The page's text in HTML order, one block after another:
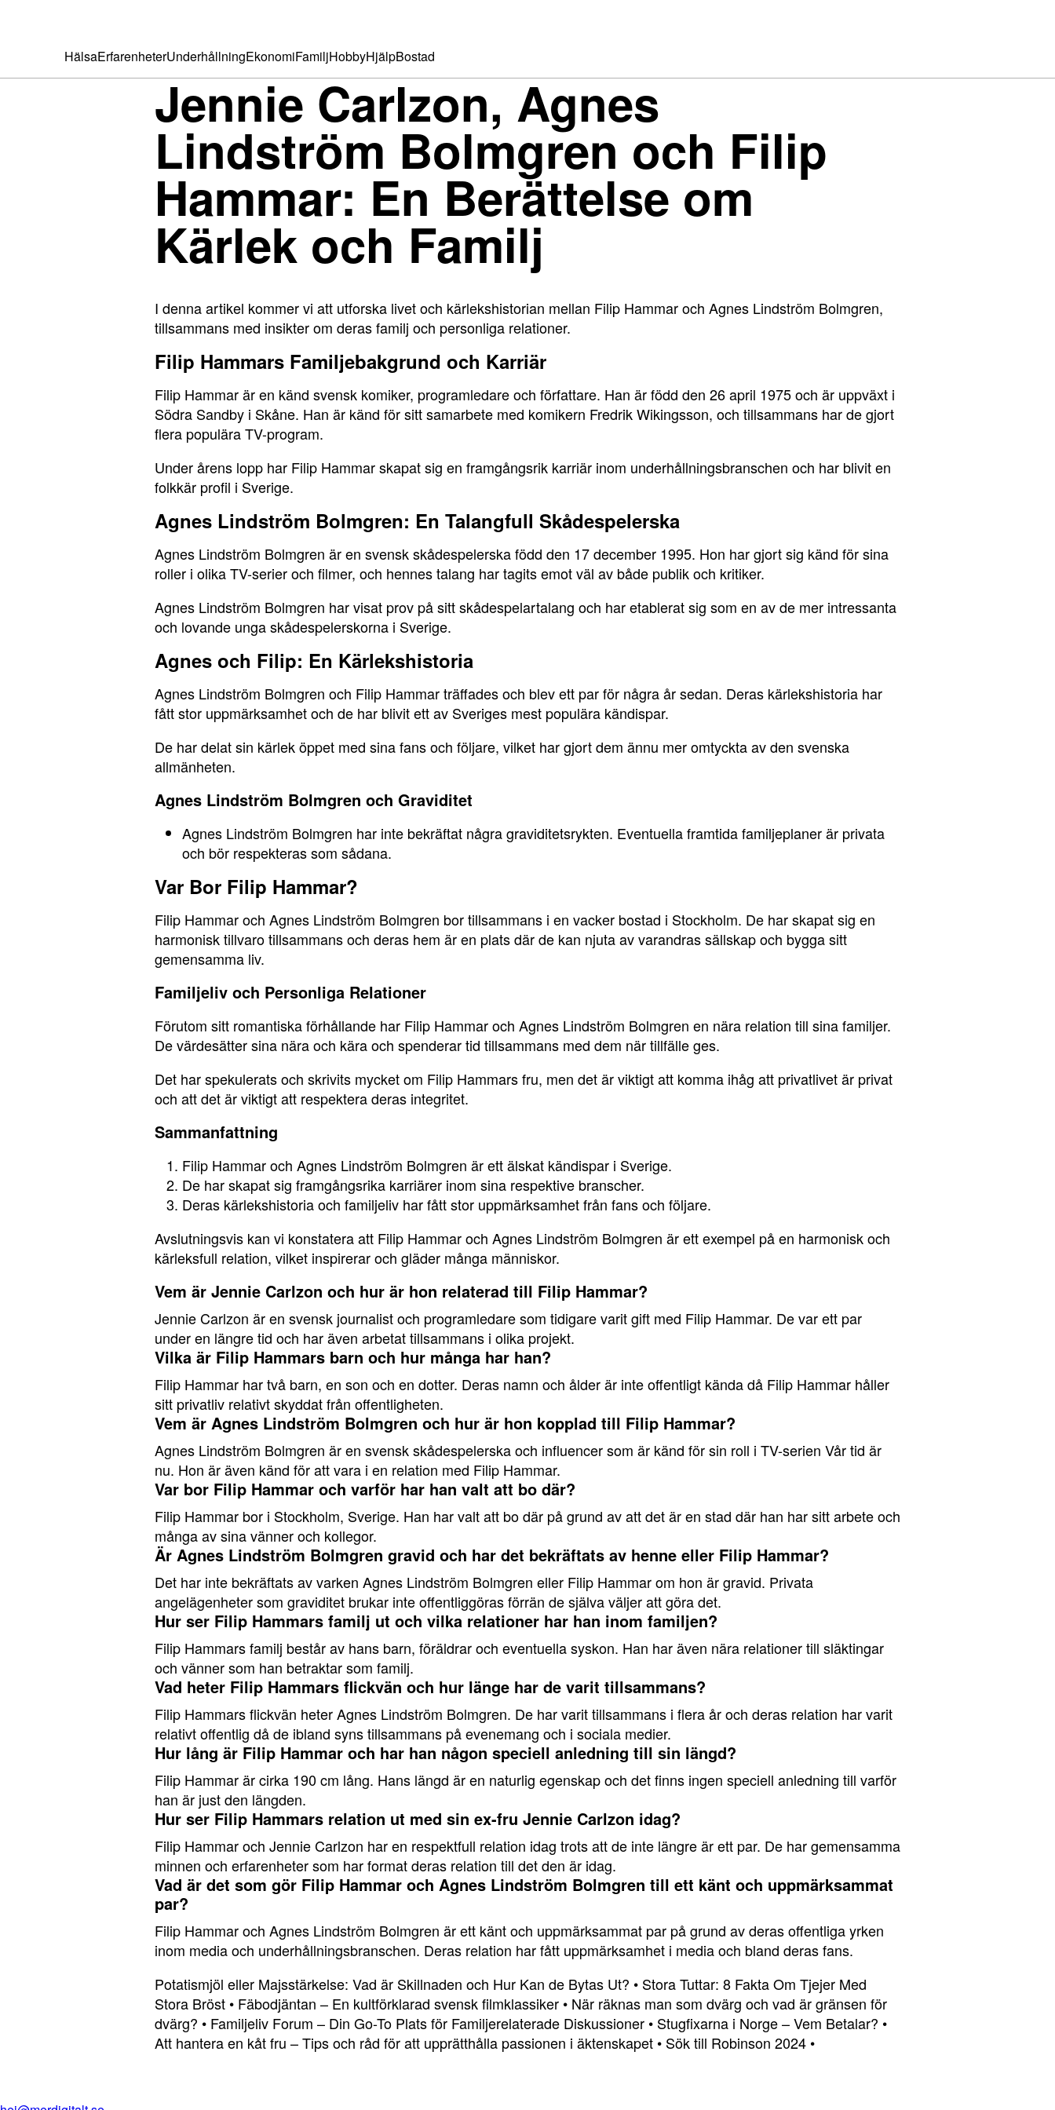
HälsaErfarenheterUnderhållningEkonomiFamiljHobbyHjälpBostad
Jennie Carlzon, Agnes
Lindström Bolmgren och Filip
Hammar: En Berättelse om
Kärlek och Familj
I denna artikel kommer vi att utforska livet och kärlekshistorian mellan Filip Hammar och Agnes Lindström Bolmgren,
tillsammans med insikter om deras familj och personliga relationer.
Filip Hammars Familjebakgrund och Karriär
Filip Hammar är en känd svensk komiker, programledare och författare. Han är född den 26 april 1975 och är uppväxt i
Södra Sandby i Skåne. Han är känd för sitt samarbete med komikern Fredrik Wikingsson, och tillsammans har de gjort
flera populära TV-program.
Under årens lopp har Filip Hammar skapat sig en framgångsrik karriär inom underhållningsbranschen och har blivit en
folkkär profil i Sverige.
Agnes Lindström Bolmgren: En Talangfull Skådespelerska
Agnes Lindström Bolmgren är en svensk skådespelerska född den 17 december 1995. Hon har gjort sig känd för sina
roller i olika TV-serier och filmer, och hennes talang har tagits emot väl av både publik och kritiker.
Agnes Lindström Bolmgren har visat prov på sitt skådespelartalang och har etablerat sig som en av de mer intressanta
och lovande unga skådespelerskorna i Sverige.
Agnes och Filip: En Kärlekshistoria
Agnes Lindström Bolmgren och Filip Hammar träffades och blev ett par för några år sedan. Deras kärlekshistoria har
fått stor uppmärksamhet och de har blivit ett av Sveriges mest populära kändispar.
De har delat sin kärlek öppet med sina fans och följare, vilket har gjort dem ännu mer omtyckta av den svenska
allmänheten.
Agnes Lindström Bolmgren och Graviditet
Agnes Lindström Bolmgren har inte bekräftat några graviditetsrykten. Eventuella framtida familjeplaner är privata
och bör respekteras som sådana.
Var Bor Filip Hammar?
Filip Hammar och Agnes Lindström Bolmgren bor tillsammans i en vacker bostad i Stockholm. De har skapat sig en
harmonisk tillvaro tillsammans och deras hem är en plats där de kan njuta av varandras sällskap och bygga sitt
gemensamma liv.
Familjeliv och Personliga Relationer
Förutom sitt romantiska förhållande har Filip Hammar och Agnes Lindström Bolmgren en nära relation till sina familjer.
De värdesätter sina nära och kära och spenderar tid tillsammans med dem när tillfälle ges.
Det har spekulerats och skrivits mycket om Filip Hammars fru, men det är viktigt att komma ihåg att privatlivet är privat
och att det är viktigt att respektera deras integritet.
Sammanfattning
Filip Hammar och Agnes Lindström Bolmgren är ett älskat kändispar i Sverige.
De har skapat sig framgångsrika karriärer inom sina respektive branscher.
Deras kärlekshistoria och familjeliv har fått stor uppmärksamhet från fans och följare.
Avslutningsvis kan vi konstatera att Filip Hammar och Agnes Lindström Bolmgren är ett exempel på en harmonisk och
kärleksfull relation, vilket inspirerar och gläder många människor.
Vem är Jennie Carlzon och hur är hon relaterad till Filip Hammar?
Jennie Carlzon är en svensk journalist och programledare som tidigare varit gift med Filip Hammar. De var ett par
under en längre tid och har även arbetat tillsammans i olika projekt.
Vilka är Filip Hammars barn och hur många har han?
Filip Hammar har två barn, en son och en dotter. Deras namn och ålder är inte offentligt kända då Filip Hammar håller
sitt privatliv relativt skyddat från offentligheten.
Vem är Agnes Lindström Bolmgren och hur är hon kopplad till Filip Hammar?
Agnes Lindström Bolmgren är en svensk skådespelerska och influencer som är känd för sin roll i TV-serien Vår tid är
nu. Hon är även känd för att vara i en relation med Filip Hammar.
Var bor Filip Hammar och varför har han valt att bo där?
Filip Hammar bor i Stockholm, Sverige. Han har valt att bo där på grund av att det är en stad där han har sitt arbete och
många av sina vänner och kollegor.
Är Agnes Lindström Bolmgren gravid och har det bekräftats av henne eller Filip Hammar?
Det har inte bekräftats av varken Agnes Lindström Bolmgren eller Filip Hammar om hon är gravid. Privata
angelägenheter som graviditet brukar inte offentliggöras förrän de själva väljer att göra det.
Hur ser Filip Hammars familj ut och vilka relationer har han inom familjen?
Filip Hammars familj består av hans barn, föräldrar och eventuella syskon. Han har även nära relationer till släktingar
och vänner som han betraktar som familj.
Vad heter Filip Hammars flickvän och hur länge har de varit tillsammans?
Filip Hammars flickvän heter Agnes Lindström Bolmgren. De har varit tillsammans i flera år och deras relation har varit
relativt offentlig då de ibland syns tillsammans på evenemang och i sociala medier.
Hur lång är Filip Hammar och har han någon speciell anledning till sin längd?
Filip Hammar är cirka 190 cm lång. Hans längd är en naturlig egenskap och det finns ingen speciell anledning till varför
han är just den längden.
Hur ser Filip Hammars relation ut med sin ex-fru Jennie Carlzon idag?
Filip Hammar och Jennie Carlzon har en respektfull relation idag trots att de inte längre är ett par. De har gemensamma
minnen och erfarenheter som har format deras relation till det den är idag.
Vad är det som gör Filip Hammar och Agnes Lindström Bolmgren till ett känt och uppmärksammat
par?
Filip Hammar och Agnes Lindström Bolmgren är ett känt och uppmärksammat par på grund av deras offentliga yrken
inom media och underhållningsbranschen. Deras relation har fått uppmärksamhet i media och bland deras fans.
Potatismjöl eller Majsstärkelse: Vad är Skillnaden och Hur Kan de Bytas Ut? • Stora Tuttar: 8 Fakta Om Tjejer Med
Stora Bröst • Fäbodjäntan – En kultförklarad svensk filmklassiker • När räknas man som dvärg och vad är gränsen för
dvärg? • Familjeliv Forum – Din Go-To Plats för Familjerelaterade Diskussioner • Stugfixarna i Norge – Vem Betalar? •
Att hantera en kåt fru – Tips och råd för att upprätthålla passionen i äktenskapet • Sök till Robinson 2024 •